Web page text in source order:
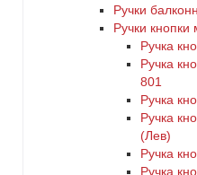
Ручки
Ручки
Ручка
Ручка
801
Ручка
Ручка
(Лев)
Ручка
Ручка